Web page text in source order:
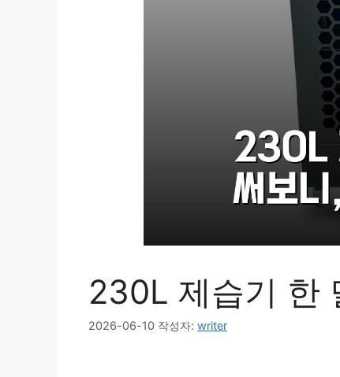
230L 제습기 한
2026-06-10 작성자: writer